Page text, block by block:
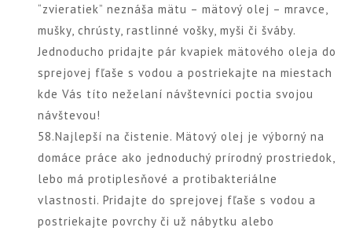
“zvieratiek” neznáša mätu – mätový olej – mravce,
mušky, chrústy, rastlinné vošky, myši či šváby.
Jednoducho pridajte pár kvapiek mätového oleja do
sprejovej fľaše s vodou a postriekajte na miestach
kde Vás títo neželaní návštevníci poctia svojou
návštevou!
58.Najlepší na čistenie. Mätový olej je výborný na
domáce práce ako jednoduchý prírodný prostriedok,
lebo má protiplesňové a protibakteriálne
vlastnosti. Pridajte do sprejovej fľaše s vodou a
postriekajte povrchy či už nábytku alebo